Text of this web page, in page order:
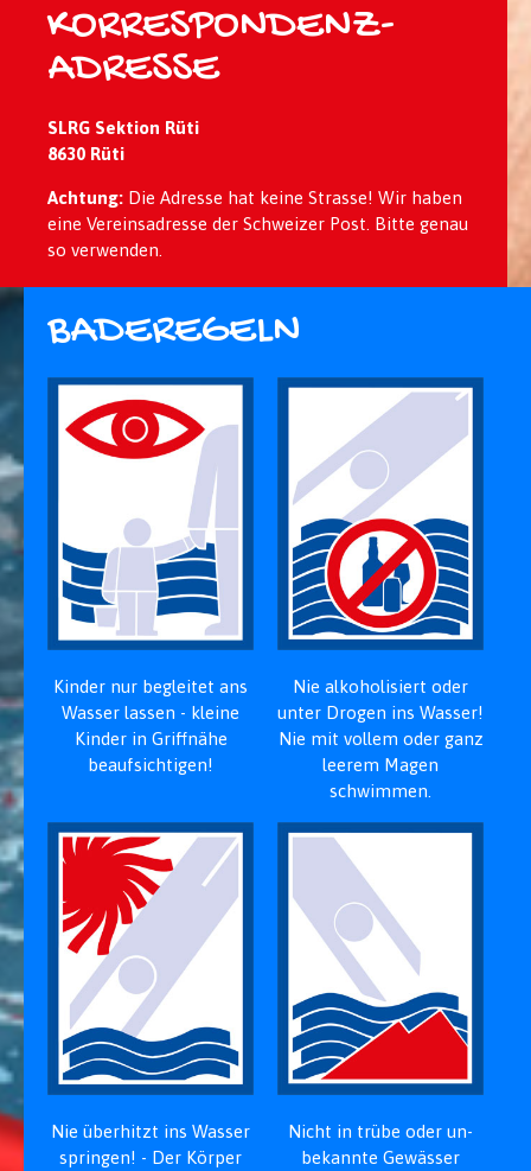
KORRESPONDENZ-
ADRESSE
SLRG Sektion Rüti
8630 Rüti
Achtung: Die Adresse hat keine Strasse! Wir haben
eine Vereinsadresse der Schweizer Post. Bitte genau
so verwenden.
BADEREGELN
Kinder nur begleitet ans
Wasser lassen - kleine
Kinder in Griff­nähe
beaufsichtigen!
Nie alkohol­isiert oder
unter Drogen ins Wasser!
Nie mit vollem oder ganz
leerem Magen
schwimmen.
Nie über­hitzt ins Wasser
springen! - Der Körper
Nicht in trübe oder un­
bekannte Gewässer